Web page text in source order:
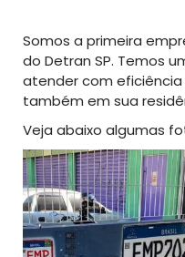
Somos a primeira
do Detran SP. Temos
atender com eficiência
também em sua
Veja abaixo algumas